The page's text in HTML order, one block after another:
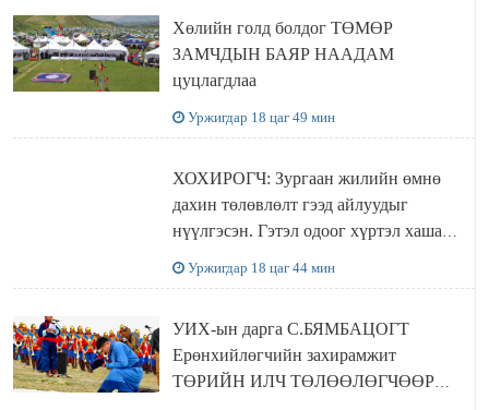
Хөлийн голд болдог ТӨМӨР
ЗАМЧДЫН БАЯР НААДАМ
цуцлагдлаа
Уржигдар 18 цаг 49 мин
ХОХИРОГЧ: Зургаан жилийн өмнө
дахин төлөвлөлт гээд айлуудыг
нүүлгэсэн. Гэтэл одоог хүртэл хашаа
Уржигдар 18 цаг 44 мин
УИХ-ын дарга С.БЯМБАЦОГТ
Ерөнхийлөгчийн захирамжит
ТӨРИЙН ИЛЧ ТӨЛӨӨЛӨГЧӨӨР